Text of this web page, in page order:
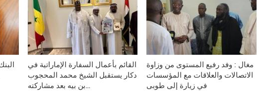
القائم بأعمال السفارة الإماراتية في
دكار يستقبل الشيخ محمد المحجوب
بن بيه بعد مشاركته…
مغال : وفد رفيع المستوى من وزاوة
الاتصالات والعلاقات مع المؤسسات
في زيارة إلى طوبى